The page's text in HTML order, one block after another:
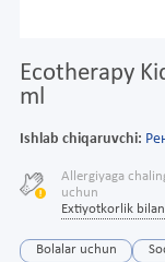
Ecotherapy
ml
Ishlab chiqaruvchi:
Allergiyaga
uchun
Extiyotkorlik bilan
Bolalar uchun